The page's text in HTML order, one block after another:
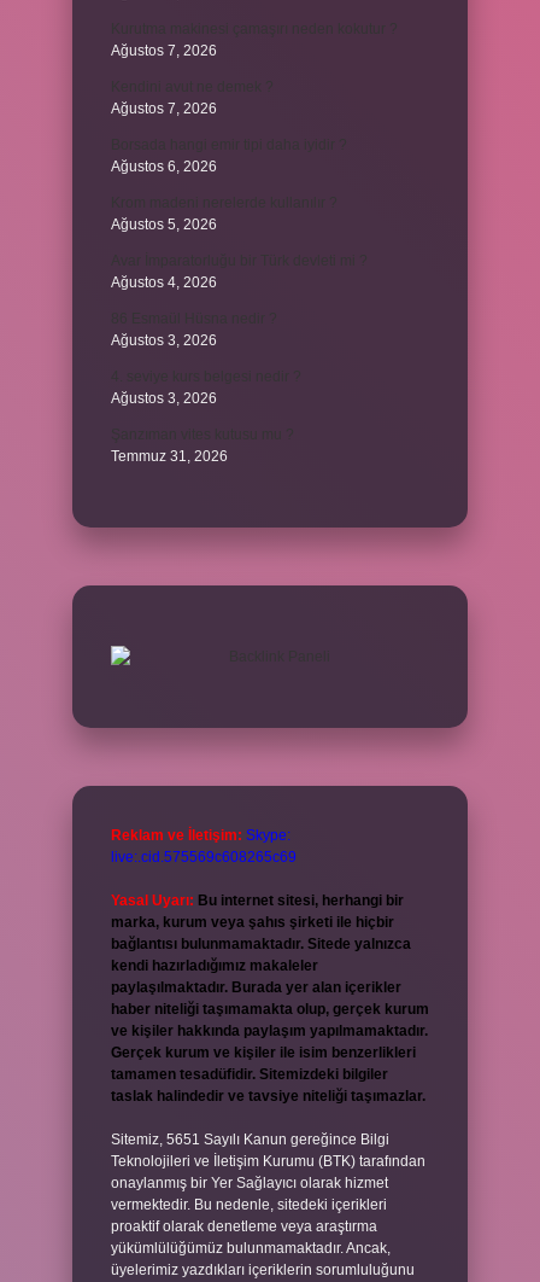
Ağustos 7, 2026
Ağustos 7, 2026
Ağustos 6, 2026
Ağustos 5, 2026
Ağustos 4, 2026
Ağustos 3, 2026
Ağustos 3, 2026
Temmuz 31, 2026
Reklam ve İletişim: Skype:
live:.cid.575569c608265c69
Yasal Uyarı: Bu internet sitesi, herhangi bir
marka, kurum veya şahıs şirketi ile hiçbir
bağlantısı bulunmamaktadır. Sitede yalnızca
kendi hazırladığımız makaleler
paylaşılmaktadır. Burada yer alan içerikler
haber niteliği taşımamakta olup, gerçek kurum
ve kişiler hakkında paylaşım yapılmamaktadır.
Gerçek kurum ve kişiler ile isim benzerlikleri
tamamen tesadüfidir. Sitemizdeki bilgiler
taslak halindedir ve tavsiye niteliği taşımazlar.
Sitemiz, 5651 Sayılı Kanun gereğince Bilgi
Teknolojileri ve İletişim Kurumu (BTK) tarafından
onaylanmış bir Yer Sağlayıcı olarak hizmet
vermektedir. Bu nedenle, sitedeki içerikleri
proaktif olarak denetleme veya araştırma
yükümlülüğümüz bulunmamaktadır. Ancak,
üyelerimiz yazdıkları içeriklerin sorumluluğunu